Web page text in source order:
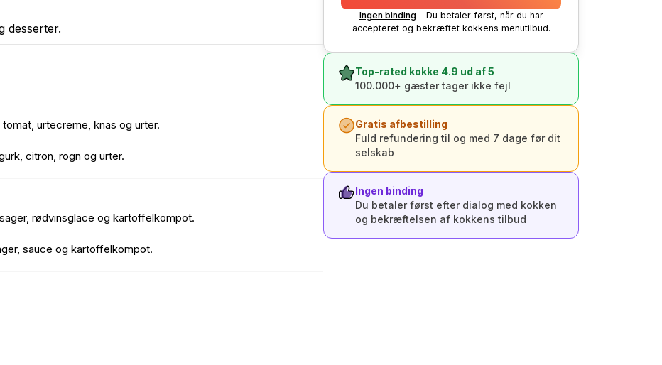
desserter.
urtecreme, knas og urter.
citron, rogn og urter.
rødvinsglace og kartoffelkompot.
sauce og kartoffelkompot.
Ingen binding - Du betaler først, når du har
accepteret og bekræftet kokkens menutilbud.
Top-rated kokke 4.9 ud af 5
100.000+ gæster tager ikke fejl
Gratis afbestilling
Fuld refundering til og med 7 dage før dit
selskab
Ingen binding
Du betaler først efter dialog med kokken
og bekræftelsen af kokkens tilbud